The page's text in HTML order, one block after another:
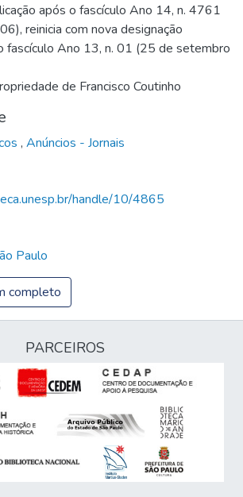
após o fascículo Ano 14, n. 4761
reinicia com nova designação
fascículo Ano 13, n. 01 (25 de setembro
de Francisco Coutinho
, Anúncios - Jornais
handle/10/4865
Paulo
completo
PARCEIROS